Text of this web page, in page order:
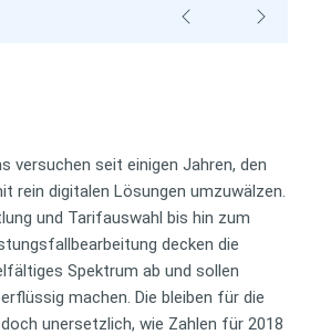
versuchen seit einigen Jahren, den
rein digitalen Lösungen umzuwälzen.
und Tarifauswahl bis hin zum
decken die
Spektrum ab und sollen
machen. Die bleiben für die
unersetzlich, wie Zahlen für 2018